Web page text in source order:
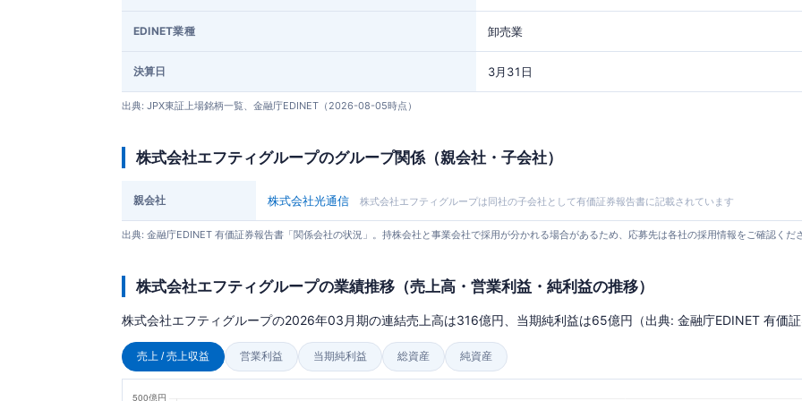
EDINET業種 卸売業
決算日 3月31日
出典: JPX東証上場銘柄一覧、金融庁EDINET（2026-08-05時点）
株式会社エフティグループのグループ関係（親会社・子会社）
親会社 株式会社光通信 株式会社エフティグループは同社の子会社として有価証券報告書に記載されています
出典: 金融庁EDINET 有価証券報告書「関係会社の状況」。持株会社と事業会社で採用が分かれる場合があるため、応募先は各社の採用情報をご確認くださ
株式会社エフティグループの業績推移（売上高・営業利益・純利益の推移）
株式会社エフティグループの2026年03月期の連結売上高は316億円、当期純利益は65億円（出典: 金融庁EDINET 有価証
売上 / 売上収益 営業利益 当期純利益 総資産 純資産